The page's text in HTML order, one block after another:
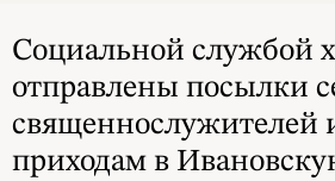
Социальной службой
отправлены посылки
священнослужителей
приходам в